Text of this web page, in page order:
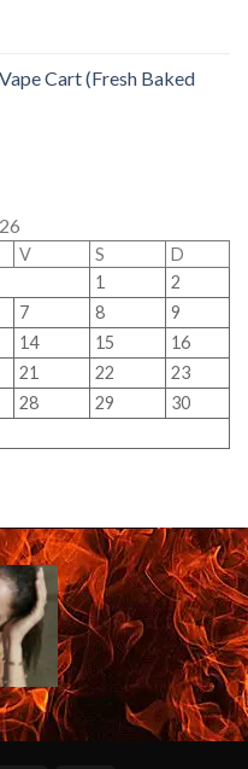
Cart (Fresh Baked
V S
D
1
2
7 8
9
14 15
16
21 22
23
28 29
30